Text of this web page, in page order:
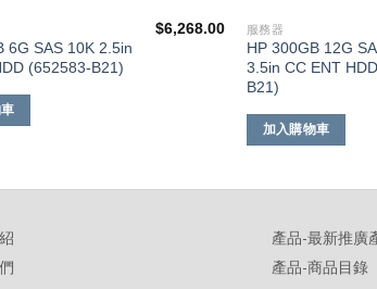
6G SAS 10K 2.5in
(652583-B21)
$6,268.00 服務器
HP 300GB 12G
3.5in CC ENT
B21)
加入購物車
產品-最新推廣
產品-商品目錄